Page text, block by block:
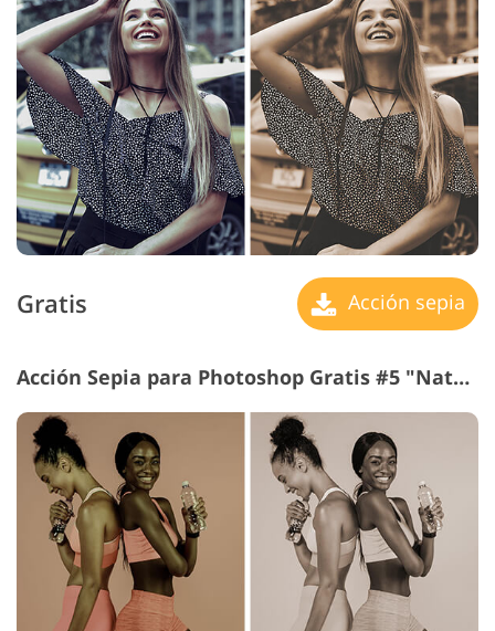
Gratis Acción sepia
Acción Sepia para Photoshop Gratis #5 "Nature"